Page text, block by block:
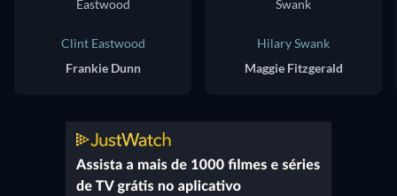
Clint Eastwood
Frankie Dunn
Hilary Swank
Maggie Fitzgerald